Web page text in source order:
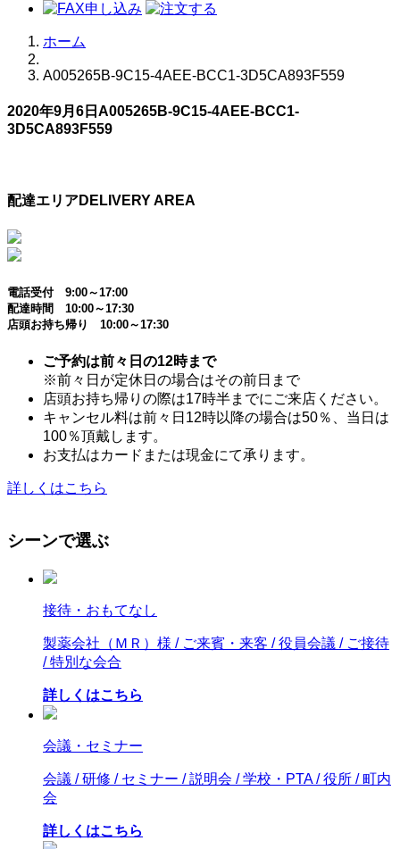
ホーム
A005265B-9C15-4AEE-BCC1-3D5CA893F559
2020年9月6日 A005265B-9C15-4AEE-BCC1-
3D5CA893F559
配達エリアDELIVERY AREA
電話受付 9:00～17:00
配達時間 10:00～17:30
店頭お持ち帰り 10:00～17:30
ご予約は前々日の12時まで
※前々日が定休日の場合はその前日まで
店頭お持ち帰りの際は17時半までにご来店ください。
キャンセル料は前々日12時以降の場合は50％、当日は
100％頂戴します。
お支払はカードまたは現金にて承ります。
詳しくはこちら
シーンで選ぶ
接待・おもてなし
製薬会社（ＭＲ）様 / ご来賓・来客 / 役員会議 / ご接待
/ 特別な会合
詳しくはこちら
会議・セミナー
会議 / 研修 / セミナー / 説明会 / 学校・PTA / 役所 / 町内
会
詳しくはこちら